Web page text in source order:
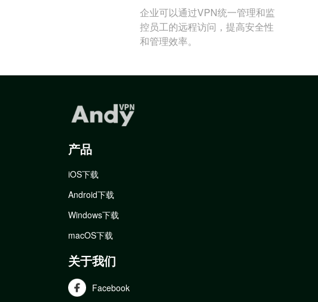
企业可以通过VPN统一管理和监
控员工的远程访问，提高安全性
和管理效率。
产品
iOS下载
Android下载
Windows下载
macOS下载
关于我们
Facebook